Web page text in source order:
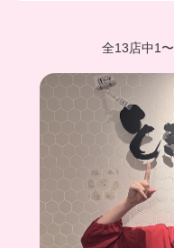
全13店中1 〜